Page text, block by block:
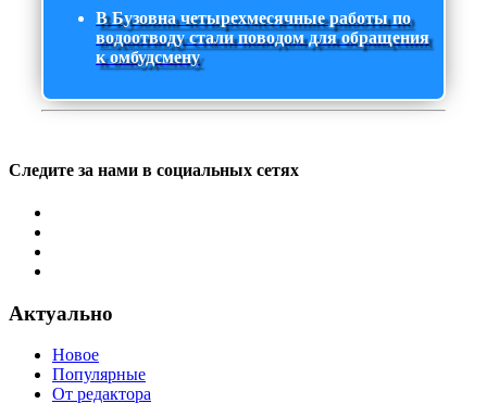
В Бузовна четырехмесячные работы по
водоотводу стали поводом для обращения
к омбудсмену
Следите за нами в социальных сетях
Актуально
Новое
Популярные
От редактора